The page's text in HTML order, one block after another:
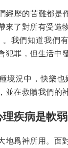
經歷的苦難都是
來了對所有受造
。我們知道我們
犯罪，但生活中
境況中，快樂
並在救贖我們的
疾病是軟
地爲神所用。面